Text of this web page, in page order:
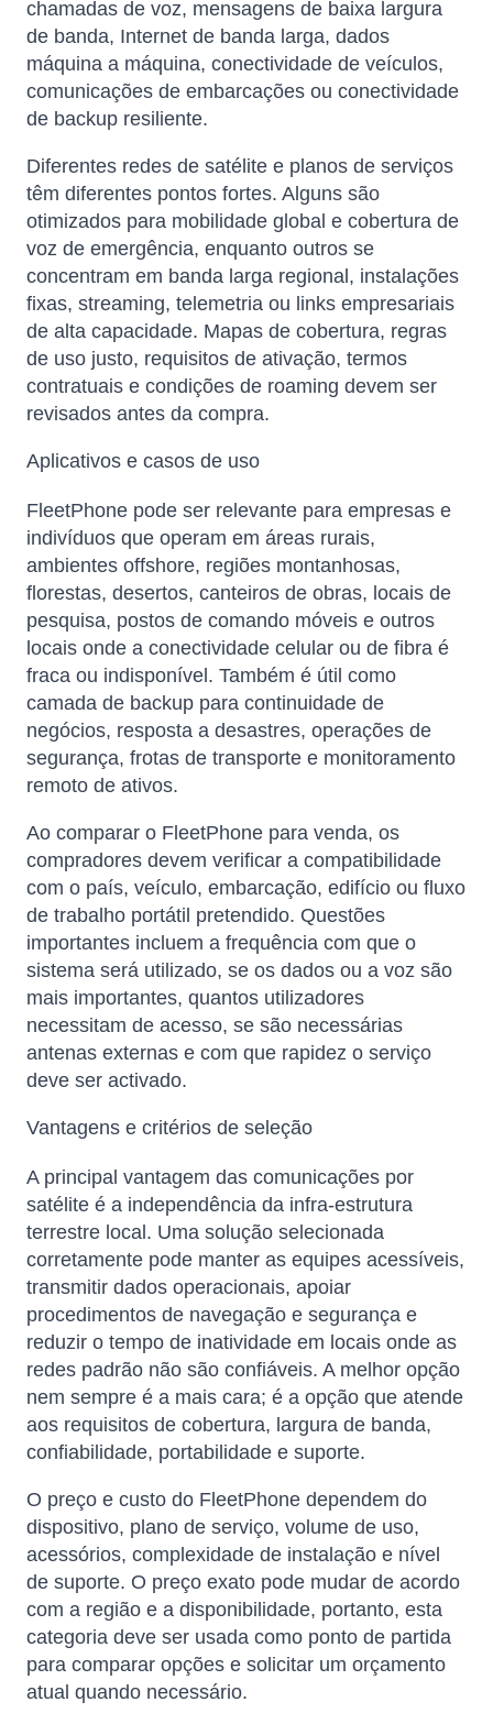
chamadas de voz, mensagens de baixa largura
de banda, Internet de banda larga, dados
máquina a máquina, conectividade de veículos,
comunicações de embarcações ou conectividade
de backup resiliente.
Diferentes redes de satélite e planos de serviços
têm diferentes pontos fortes. Alguns são
otimizados para mobilidade global e cobertura de
voz de emergência, enquanto outros se
concentram em banda larga regional, instalações
fixas, streaming, telemetria ou links empresariais
de alta capacidade. Mapas de cobertura, regras
de uso justo, requisitos de ativação, termos
contratuais e condições de roaming devem ser
revisados ​​antes da compra.
Aplicativos e casos de uso
FleetPhone pode ser relevante para empresas e
indivíduos que operam em áreas rurais,
ambientes offshore, regiões montanhosas,
florestas, desertos, canteiros de obras, locais de
pesquisa, postos de comando móveis e outros
locais onde a conectividade celular ou de fibra é
fraca ou indisponível. Também é útil como
camada de backup para continuidade de
negócios, resposta a desastres, operações de
segurança, frotas de transporte e monitoramento
remoto de ativos.
Ao comparar o FleetPhone para venda, os
compradores devem verificar a compatibilidade
com o país, veículo, embarcação, edifício ou fluxo
de trabalho portátil pretendido. Questões
importantes incluem a frequência com que o
sistema será utilizado, se os dados ou a voz são
mais importantes, quantos utilizadores
necessitam de acesso, se são necessárias
antenas externas e com que rapidez o serviço
deve ser activado.
Vantagens e critérios de seleção
A principal vantagem das comunicações por
satélite é a independência da infra-estrutura
terrestre local. Uma solução selecionada
corretamente pode manter as equipes acessíveis,
transmitir dados operacionais, apoiar
procedimentos de navegação e segurança e
reduzir o tempo de inatividade em locais onde as
redes padrão não são confiáveis. A melhor opção
nem sempre é a mais cara; é a opção que atende
aos requisitos de cobertura, largura de banda,
confiabilidade, portabilidade e suporte.
O preço e custo do FleetPhone dependem do
dispositivo, plano de serviço, volume de uso,
acessórios, complexidade de instalação e nível
de suporte. O preço exato pode mudar de acordo
com a região e a disponibilidade, portanto, esta
categoria deve ser usada como ponto de partida
para comparar opções e solicitar um orçamento
atual quando necessário.